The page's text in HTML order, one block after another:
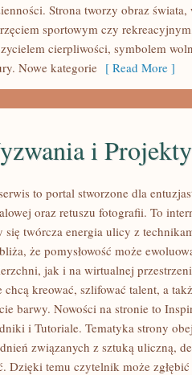
Strona tworzy obraz
sportowym czy
cierpliwości, symbolem
Nowe kategorie [ Read More ]
i
to portal stworzone dla
oraz retuszu fotografii. To
się twórcza energia ulicy z
że pomysłowość może
jak i na wirtualnej
chcą kreować, szlifować talent, a
barwy. Nowości na stronie to
i Tutoriale. Tematyka strony
związanych z sztuką uliczną,
Dzięki temu czytelnik może